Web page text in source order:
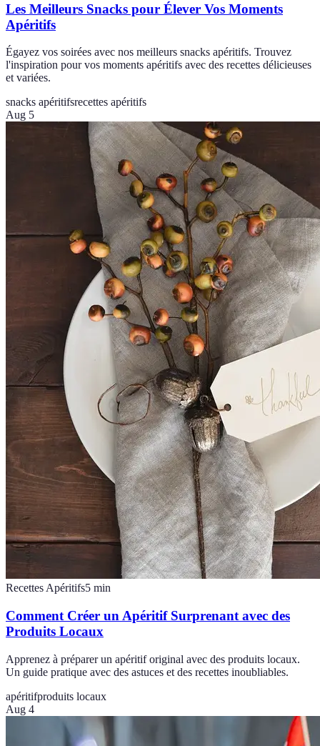
Les Meilleurs Snacks pour Élever Vos Moments
Apéritifs
Égayez vos soirées avec nos meilleurs snacks apéritifs. Trouvez
l'inspiration pour vos moments apéritifs avec des recettes délicieuses
et variées.
snacks apéritifsrecettes apéritifs
Aug 5
Recettes Apéritifs5 min
Comment Créer un Apéritif Surprenant avec des
Produits Locaux
Apprenez à préparer un apéritif original avec des produits locaux.
Un guide pratique avec des astuces et des recettes inoubliables.
apéritifproduits locaux
Aug 4